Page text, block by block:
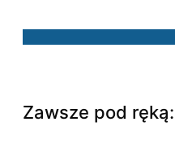
Zawsze pod ręką: